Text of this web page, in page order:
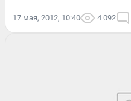
17 мая, 2012, 10:40 4 092